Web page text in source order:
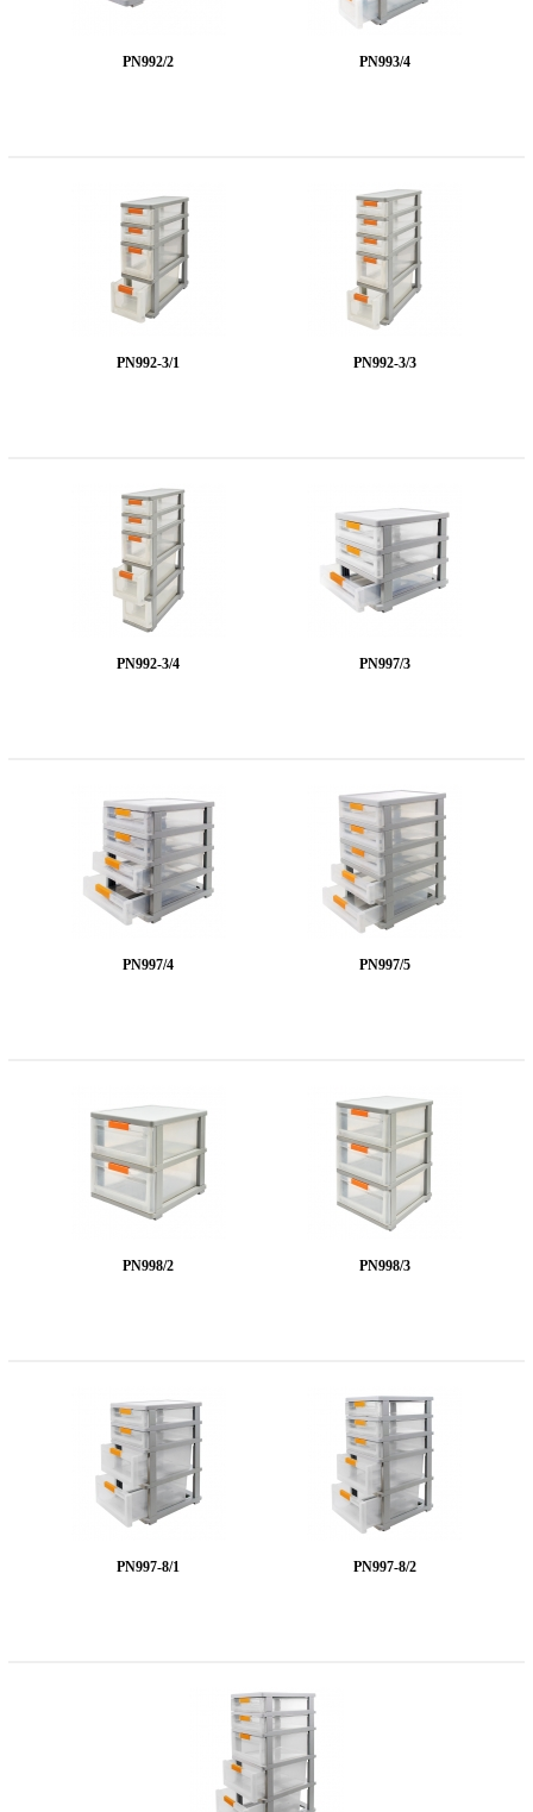
PN992/2 PN993/4
PN992-3/1 PN992-3/3
PN992-3/4 PN997/3
PN997/4 PN997/5
PN998/2 PN998/3
PN997-8/1 PN997-8/2